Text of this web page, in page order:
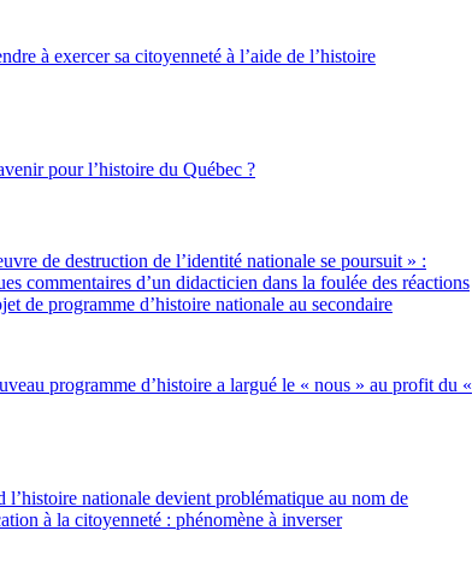
à exercer sa citoyenneté à l’aide de l’histoire
pour l’histoire du Québec ?
de destruction de l’identité nationale se poursuit » :
commentaires d’un didacticien dans la foulée des réactions
de programme d’histoire nationale au secondaire
programme d’histoire a largué le « nous » au profit du «
l’histoire nationale devient problématique au nom de
à la citoyenneté : phénomène à inverser